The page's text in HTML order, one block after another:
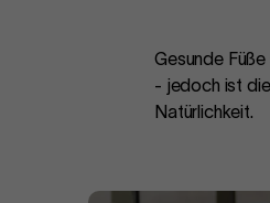
Gesunde
- jedoch ist
Natürlichkeit.